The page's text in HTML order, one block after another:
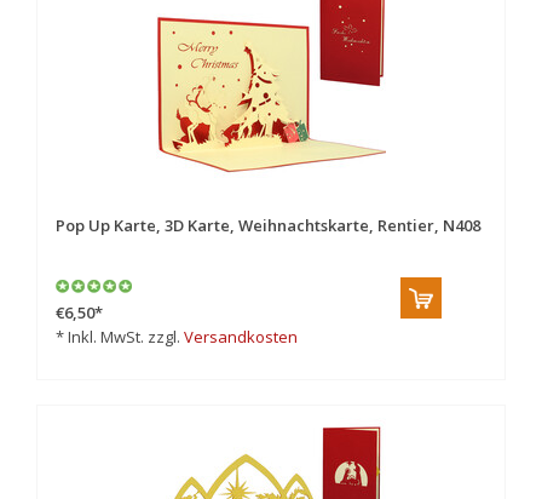
Pop Up Karte, 3D Karte, Weihnachtskarte, Rentier, N408
€6,50*
* Inkl. MwSt. zzgl. Versandkosten